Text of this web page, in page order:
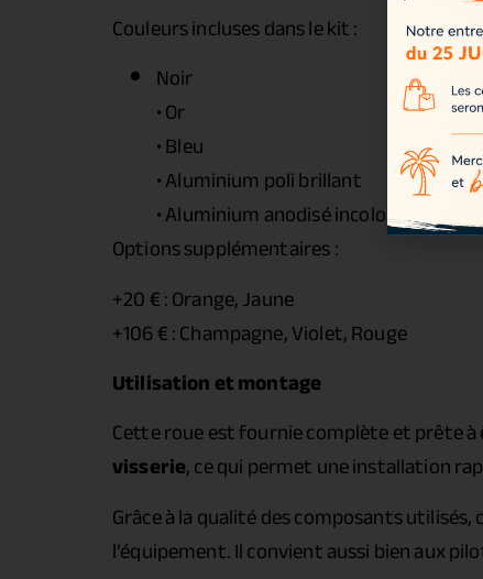
Couleurs incluses dans le kit :
Noir
• Or
• Bleu
• Aluminium poli brillant
• Aluminium anodisé incolore
Options supplémentaires :
+20 € : Orange, Jaune
+106 € : Champagne, Violet, Rouge
Utilisation et montage
Cette roue est fournie complète et prête
visserie, ce qui permet une installation
Grâce à la qualité des composants
l’équipement. Il convient aussi bien aux